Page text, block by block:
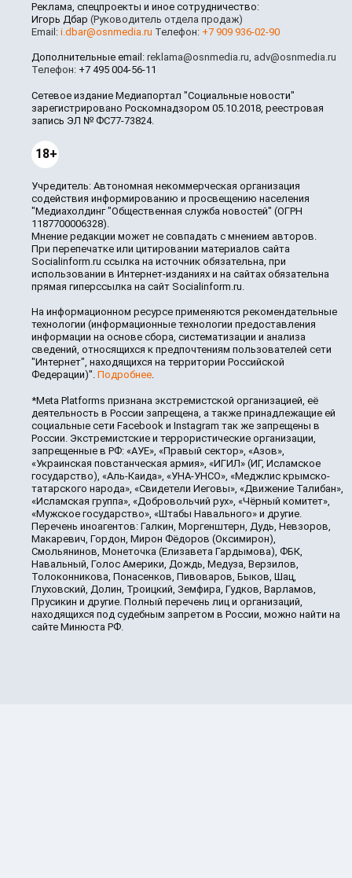
Реклама, спецпроекты и иное сотрудничество:
Игорь Дбар (Руководитель отдела продаж)
Email: i.dbar@osnmedia.ru Телефон: +7 909 936-02-90
Дополнительные email: reklama@osnmedia.ru, adv@osnmedia.ru
Телефон: +7 495 004-56-11
Сетевое издание Медиапортал "Социальные новости"
зарегистрировано Роскомнадзором 05.10.2018, реестровая
запись ЭЛ № ФС77-73824.
18+
Учредитель: Автономная некоммерческая организация
содействия информированию и просвещению населения
"Медиахолдинг "Общественная служба новостей" (ОГРН
1187700006328).
Мнение редакции может не совпадать с мнением авторов.
При перепечатке или цитировании материалов сайта
Socialinform.ru ссылка на источник обязательна, при
использовании в Интернет-изданиях и на сайтах обязательна
прямая гиперссылка на сайт Socialinform.ru.
На информационном ресурсе применяются рекомендательные
технологии (информационные технологии предоставления
информации на основе сбора, систематизации и анализа
сведений, относящихся к предпочтениям пользователей сети
"Интернет", находящихся на территории Российской
Федерации)". Подробнее.
*Meta Platforms признана экстремистской организацией, её
деятельность в России запрещена, а также принадлежащие ей
социальные сети Facebook и Instagram так же запрещены в
России. Экстремистские и террористические организации,
запрещенные в РФ: «АУЕ», «Правый сектор», «Азов»,
«Украинская повстанческая армия», «ИГИЛ» (ИГ, Исламское
государство), «Аль-Каида», «УНА-УНСО», «Меджлис крымско-
татарского народа», «Свидетели Иеговы», «Движение Талибан»,
«Исламская группа», «Добровольчий рух», «Чёрный комитет»,
«Мужское государство», «Штабы Навального» и другие.
Перечень иноагентов: Галкин, Моргенштерн, Дудь, Невзоров,
Макаревич, Гордон, Мирон Фёдоров (Оксимирон),
Смольянинов, Монеточка (Елизавета Гардымова), ФБК,
Навальный, Голос Америки, Дождь, Медуза, Верзилов,
Толоконникова, Понасенков, Пивоваров, Быков, Шац,
Глуховский, Долин, Троицкий, Земфира, Гудков, Варламов,
Прусикин и другие. Полный перечень лиц и организаций,
находящихся под судебным запретом в России, можно найти на
сайте Минюста РФ.